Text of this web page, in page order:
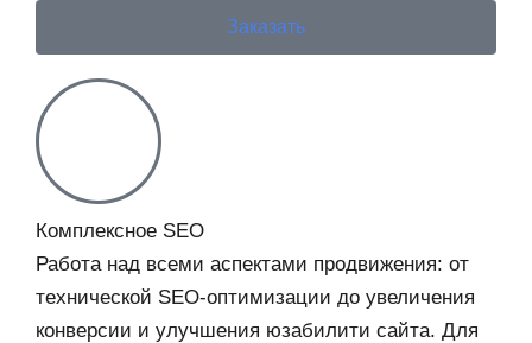
Заказать
Комплексное SEO
Работа над всеми аспектами продвижения: от
технической SEO-оптимизации до увеличения
конверсии и улучшения юзабилити сайта. Для